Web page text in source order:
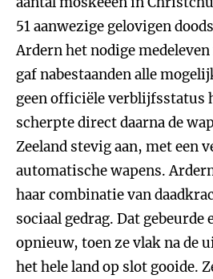
51 aanwezige gelovigen
Ardern het nodige
gaf nabestaanden alle
geen officiële verblijfsstatus
scherpte direct daarna de
Zeeland stevig aan, met een
automatische wapens.
haar combinatie van
sociaal gedrag. Dat gebeurde
opnieuw, toen ze vlak na de
het hele land op slot gooide.